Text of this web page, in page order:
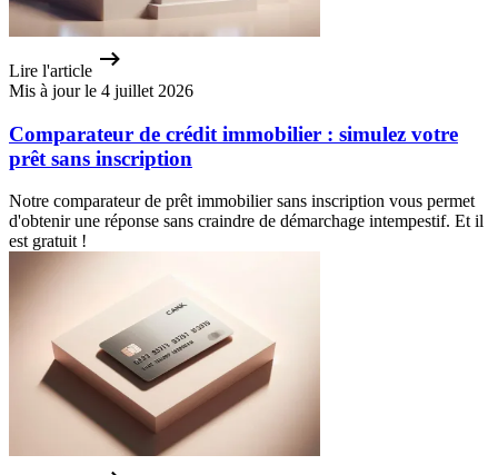
Lire l'article
Mis à jour le 4 juillet 2026
Comparateur de crédit immobilier : simulez votre
prêt sans inscription
Notre comparateur de prêt immobilier sans inscription vous permet
d'obtenir une réponse sans craindre de démarchage intempestif. Et il
est gratuit !